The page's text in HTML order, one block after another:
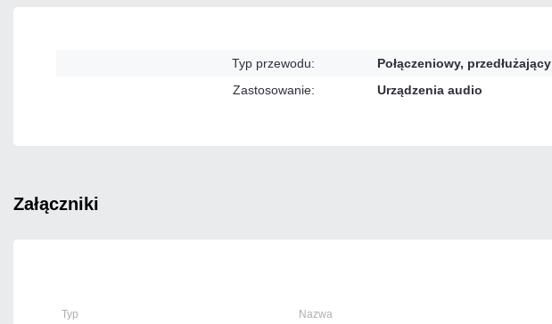
Typ przewodu:
Połączeniowy, przedłużający
Zastosowanie:
Urządzenia audio
załączniki
Typ Nazwa